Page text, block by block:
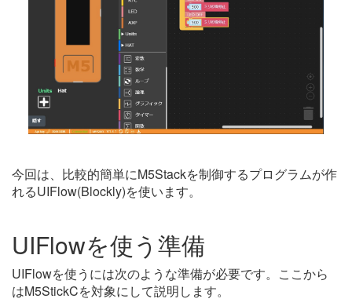
今回は、比較的簡単にM5Stackを制御するプログラムが作
れるUIFlow(Blockly)を使います。
UIFlowを使う準備
UIFlowを使うには次のような準備が必要です。ここから
はM5StickCを対象にして説明します。